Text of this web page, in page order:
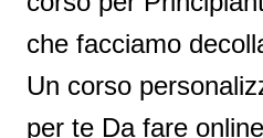
che facciamo
Un corso
per te Da fare